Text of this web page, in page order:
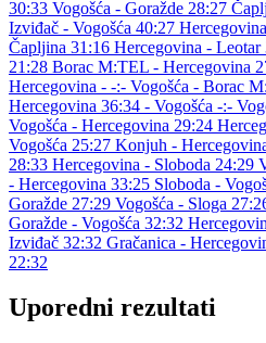
30:33 Vogošća - Goražde 28:27
Izviđač - Vogošća 40:27
Čapljina 31:16 Hercegovina - Leotar
21:28 Borac M:TEL - Hercegovina
Hercegovina - -:- Vogošća - Borac
Hercegovina 36:34 - Vogošća -:-
Vogošća - Hercegovina 29:24
Vogošća 25:27 Konjuh -
28:33 Hercegovina - Sloboda 24:29
- Hercegovina 33:25 Sloboda -
Goražde 27:29 Vogošća - Sloga
Goražde - Vogošća 32:32
Izviđač 32:32 Gračanica -
22:32
Uporedni rezultati